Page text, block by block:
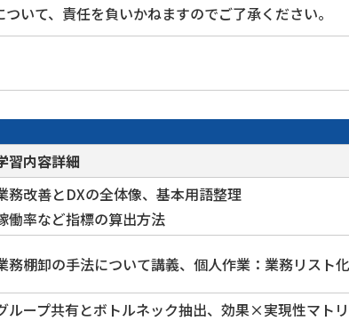
いて、責任を負いかねますのでご了承ください。
習内容詳細
務改善とDXの全体像、基本用語整理
働率など指標の算出方法
務棚卸の手法について講義、個人作業：業務リスト化
ループ共有とボトルネック抽出、効果×実現性マト